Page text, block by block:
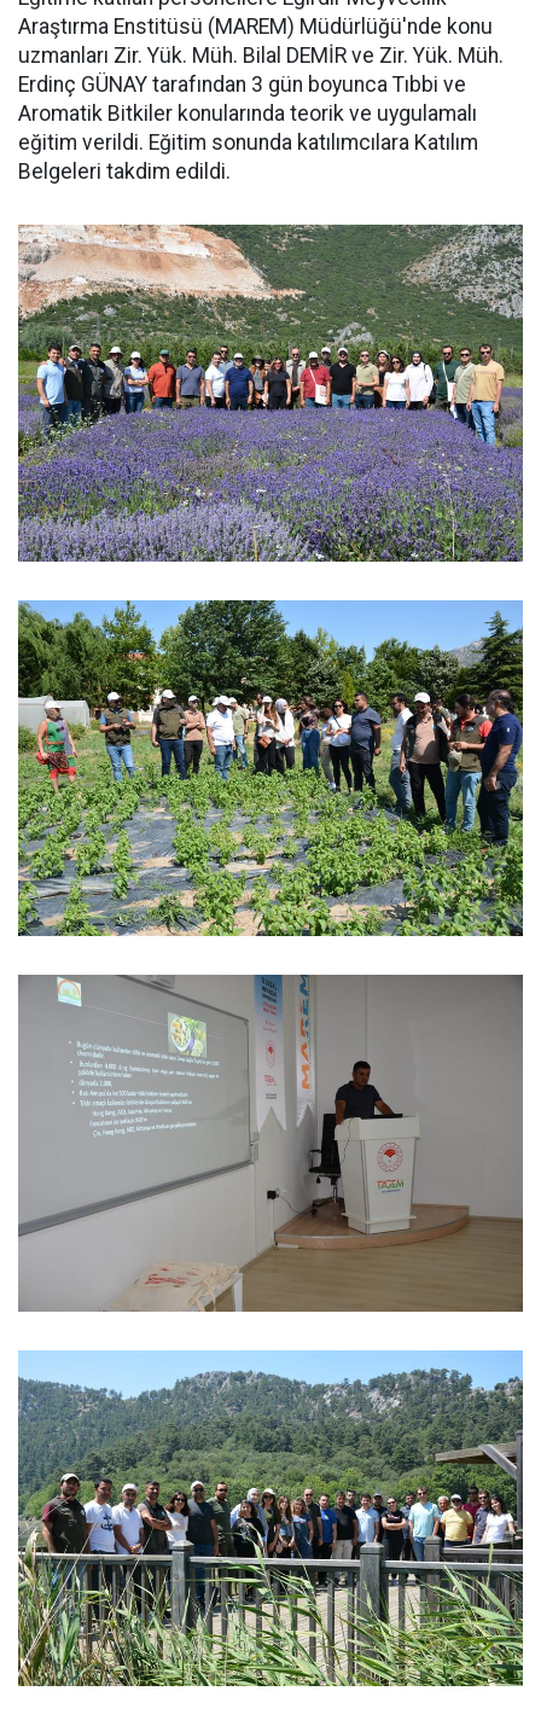
Araştırma Enstitüsü (MAREM) Müdürlüğü'nde konu
uzmanları Zir. Yük. Müh. Bilal DEMİR ve Zir. Yük. Müh.
Erdinç GÜNAY tarafından 3 gün boyunca Tıbbi ve
Aromatik Bitkiler konularında teorik ve uygulamalı
eğitim verildi. Eğitim sonunda katılımcılara Katılım
Belgeleri takdim edildi.